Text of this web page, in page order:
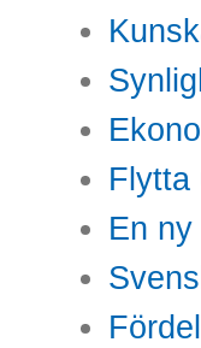
Flytta
En